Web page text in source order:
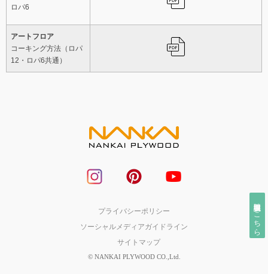
ロパ6
アートフロア
コーキング方法（ロパ
12・ロパ6共通）
取扱説明書はこちら
プライバシーポリシー
ソーシャルメディアガイドライン
サイトマップ
© NANKAI PLYWOOD CO.,Ltd.